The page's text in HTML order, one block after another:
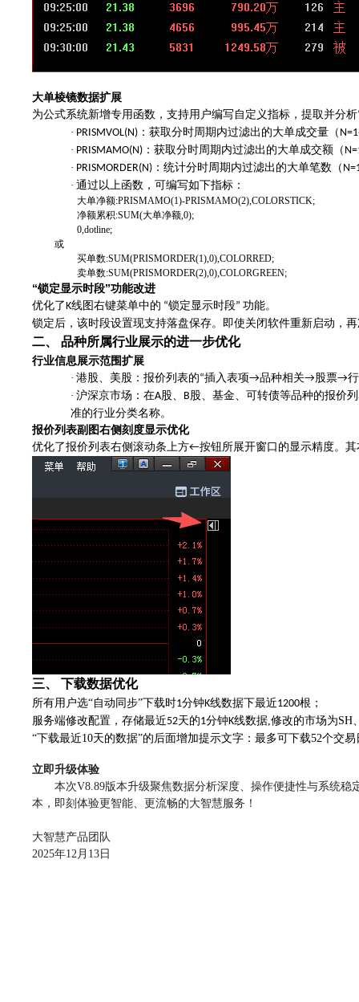
大单棱镜数据扩展
为公式系统新增专用函数，支持用户编写自定义指标，提取并分析
· PRISMVOL(N) ：获取分时周期内过滤出的大单成交量（ N=1
· PRISMAMO(N) ：获取分时周期内过滤出的大单成交额（
· PRISMORDER(N) ：统计分时周期内过滤出的大单笔数（
· 通过以上函数，可编写如下指标：
大单净额:PRISMAMO(1)-PRISMAMO(2),COLORSTICK;
净额累积:SUM(大单净额,0);
0,dotline;
或
买单数:SUM(PRISMORDER(1),0),COLORRED;
卖单数:SUM(PRISMORDER(2),0),COLORGREEN;
“锁定显示时段”功能改进
优化了K线图右键菜单中的 “锁定显示时段” 功能。
锁定后，该时段设置现支持落盘保存。即使关闭软件重新启动，
二、 品种所属行业展示的进一步优化
行业信息展示范围扩展
· 港股、美股：报价列表的“插入表项→品种相关→股票→
· 沪深京市场：在A股、 B股、基金、可转债等品种的报价
准的行业分类名称。
报价列表副图右侧刻度显示优化
优化了报价列表右侧滚动条上方←按钮所展开窗口的显示精度。
三、 下载数据优化
所有用户选“自动同步”下载时1分钟K线数据下最近1200根；
服务端修改配置，存储最近52天的1分钟K线数据,修改的市场为SH
“下载最近10天的数据”的后面增加提示文字：最多可下载52个交
立即升级体验
本次V8.89版本升级聚焦数据分析深度、操作便捷性与系统
本，即刻体验更智能、更流畅的大智慧服务！
大智慧产品团队
2025年12月13 日